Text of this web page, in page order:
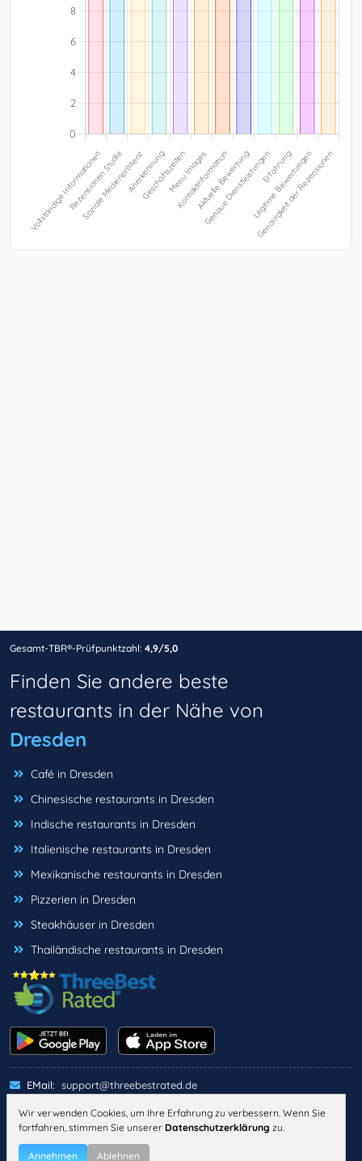
Gesamt-TBR®-Prüfpunktzahl: 4,9/5,0
Finden Sie andere beste
restaurants in der Nähe von
Dresden
Café in Dresden
Chinesische restaurants in Dresden
Indische restaurants in Dresden
Italienische restaurants in Dresden
Mexikanische restaurants in Dresden
Pizzerien in Dresden
Steakhäuser in Dresden
Thailändische restaurants in Dresden
EMail: support@threebestrated.de
IMPRESSUM
DATENSCHUTZ
Wir verwenden Cookies, um Ihre Erfahrung zu verbessern. Wenn Sie
fortfahren, stimmen Sie unserer Datenschutzerklärung zu.
Annehmen Ablehnen